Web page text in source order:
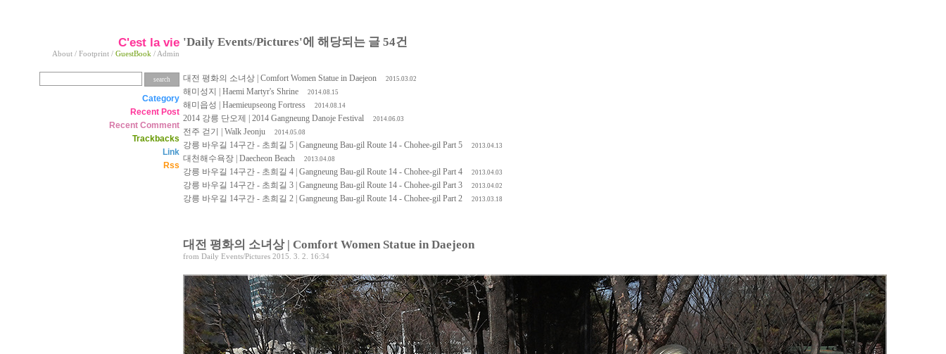
C'est la vie
About / Footprint / GuestBook / Admin
Category
Recent Post
Recent Comment
Trackbacks
Link
Rss
'Daily Events/Pictures'에 해당되는 글 54건
대전 평화의 소녀상 | Comfort Women Statue in Daejeon 2015.03.02
해미성지 | Haemi Martyr's Shrine 2014.08.15
해미읍성 | Haemieupseong Fortress 2014.08.14
2014 강릉 단오제 | 2014 Gangneung Danoje Festival 2014.06.03
전주 걷기 | Walk Jeonju 2014.05.08
강릉 바우길 14구간 - 초희길 5 | Gangneung Bau-gil Route 14 - Chohee-gil Part 5 2013.04.13
대천해수욕장 | Daecheon Beach 2013.04.08
강릉 바우길 14구간 - 초희길 4 | Gangneung Bau-gil Route 14 - Chohee-gil Part 4 2013.04.03
강릉 바우길 14구간 - 초희길 3 | Gangneung Bau-gil Route 14 - Chohee-gil Part 3 2013.04.02
강릉 바우길 14구간 - 초희길 2 | Gangneung Bau-gil Route 14 - Chohee-gil Part 2 2013.03.18
대전 평화의 소녀상 | Comfort Women Statue in Daejeon
from Daily Events/Pictures 2015. 3. 2. 16:34